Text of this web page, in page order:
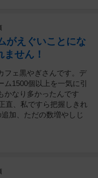
がえぐいことにな
せん！
フェ黒やぎさんです。デ
1500個以上を一気に引
かなり多かったんです
直、私ですら把握しきれ
加、ただの数増やしじ